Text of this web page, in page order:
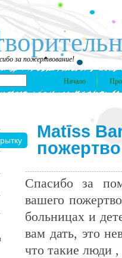
за пожертвование!
Начало
Matīss
Спасибо за
вашего
больницах и
вам дать, это
что такие люди